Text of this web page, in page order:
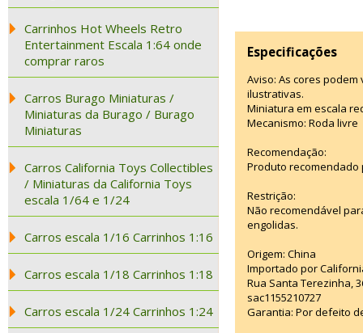
Carrinhos Hot Wheels Retro
Entertainment Escala 1:64 onde
comprar raros
Carros Burago Miniaturas /
Miniaturas da Burago / Burago
Miniaturas
Carros California Toys Collectibles
/ Miniaturas da California Toys
escala 1/64 e 1/24
Carros escala 1/16 Carrinhos 1:16
Carros escala 1/18 Carrinhos 1:18
Carros escala 1/24 Carrinhos 1:24
Especificações
Aviso: As cores
ilustrativas.
Miniatura em escala
Mecanismo: Roda livre
Recomendação:
Produto recomendado
Restrição:
Não recomendável
engolidas.
Origem: China
Importado por
Rua Santa Terezinha,
sac1155210727
Garantia: Por defeito